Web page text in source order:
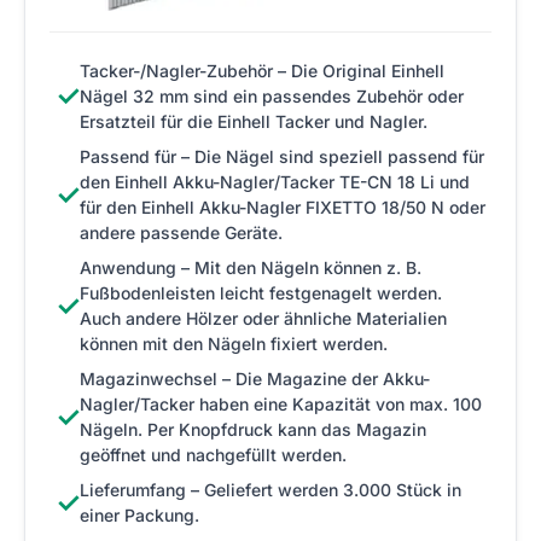
✓
Tacker-/Nagler-Zubehör – Die Original Einhell
Nägel 32 mm sind ein passendes Zubehör oder
Ersatzteil für die Einhell Tacker und Nagler.
✓
Passend für – Die Nägel sind speziell passend für
den Einhell Akku-Nagler/Tacker TE-CN 18 Li und
für den Einhell Akku-Nagler FIXETTO 18/50 N oder
andere passende Geräte.
✓
Anwendung – Mit den Nägeln können z. B.
Fußbodenleisten leicht festgenagelt werden.
Auch andere Hölzer oder ähnliche Materialien
können mit den Nägeln fixiert werden.
✓
Magazinwechsel – Die Magazine der Akku-
Nagler/Tacker haben eine Kapazität von max. 100
Nägeln. Per Knopfdruck kann das Magazin
geöffnet und nachgefüllt werden.
✓Lieferumfang – Geliefert werden 3.000 Stück in
einer Packung.